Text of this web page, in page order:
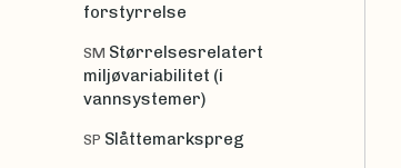
forstyrrelse
SM Størrelsesrelatert
miljøvariabilitet (i
vannsystemer)
SP Slåttemarkspreg